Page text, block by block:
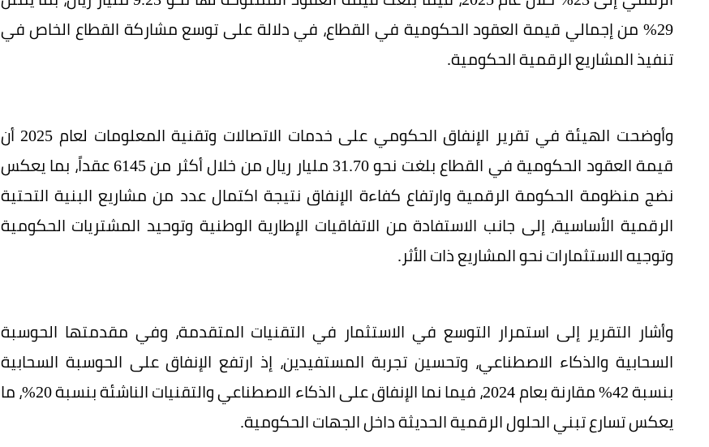
29% من إجمالي قيمة العقود الحكومية في القطاع، في دلالة على توسع مشاركة القطاع الخاص في
تنفيذ المشاريع الرقمية الحكومية.
وأوضحت الهيئة في تقرير الإنفاق الحكومي على خدمات الاتصالات وتقنية المعلومات لعام 2025 أن
قيمة العقود الحكومية في القطاع بلغت نحو 31.70 مليار ريال من خلال أكثر من 6145 عقداً، بما يعكس
نضج منظومة الحكومة الرقمية وارتفاع كفاءة الإنفاق نتيجة اكتمال عدد من مشاريع البنية التحتية
الرقمية الأساسية، إلى جانب الاستفادة من الاتفاقيات الإطارية الوطنية وتوحيد المشتريات الحكومية
وتوجيه الاستثمارات نحو المشاريع ذات الأثر.
وأشار التقرير إلى استمرار التوسع في الاستثمار في التقنيات المتقدمة، وفي مقدمتها الحوسبة
السحابية والذكاء الاصطناعي، وتحسين تجربة المستفيدين، إذ ارتفع الإنفاق على الحوسبة السحابية
بنسبة 42% مقارنة بعام 2024، فيما نما الإنفاق على الذكاء الاصطناعي والتقنيات الناشئة بنسبة 20%، ما
يعكس تسارع تبني الحلول الرقمية الحديثة داخل الجهات الحكومية.